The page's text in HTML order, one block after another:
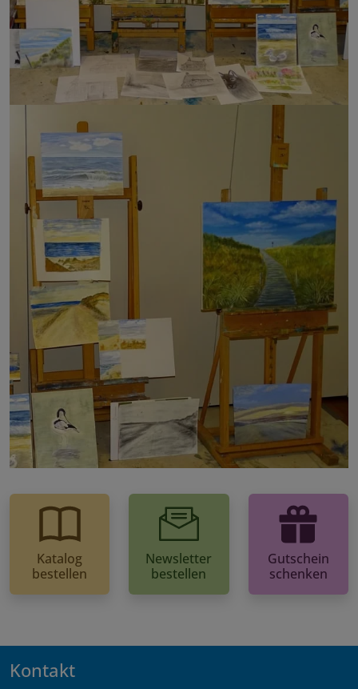
Katalog
bestellen
Newsletter
bestellen
Gutschein
schenken
Kontakt